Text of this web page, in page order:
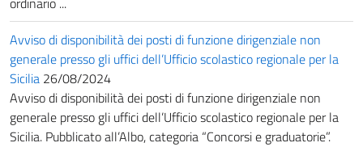
Avviso di disponibilità dei posti di funzione dirigenziale non
generale presso gli uffici dell’Ufficio scolastico regionale per la
Sicilia 26/08/2024
Avviso di disponibilità dei posti di funzione dirigenziale non
generale presso gli uffici dell’Ufficio scolastico regionale per la
Sicilia. Pubblicato all’Albo, categoria “Concorsi e graduatorie”.